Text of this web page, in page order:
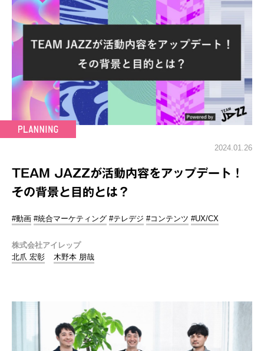
2024.01.26
TEAM JAZZが活動内容をアップデート！
その背景と目的とは？
#動画 #統合マーケティング #テレデジ #コンテンツ #UX/CX
株式会社アイレップ
北爪 宏彰
木野本 朋哉